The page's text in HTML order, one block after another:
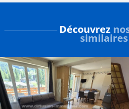
Découvrez